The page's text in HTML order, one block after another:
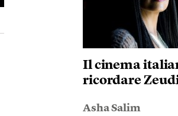
Il cinema
ricordare
Asha Salim